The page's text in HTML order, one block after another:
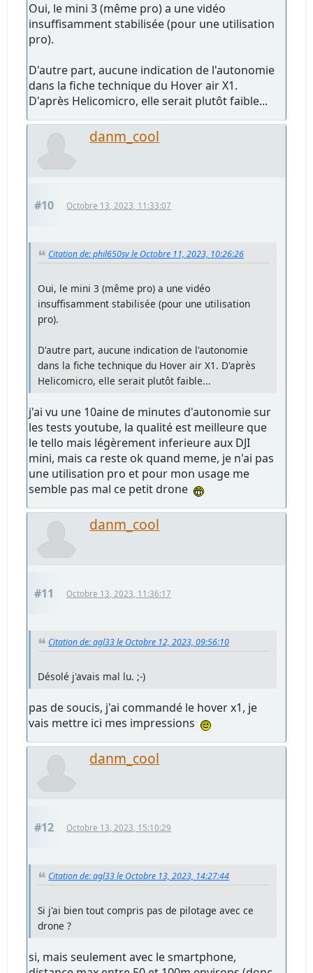
Oui, le mini 3 (même pro) a une vidéo
insuffisamment stabilisée (pour une utilisation
pro).
D'autre part, aucune indication de l'autonomie
dans la fiche technique du Hover air X1.
D'après Helicomicro, elle serait plutôt faible...
danm_cool
#10 Octobre 13, 2023, 11:33:07
Citation de: phil650sv le Octobre 11, 2023, 10:26:26
Oui, le mini 3 (même pro) a une vidéo
insuffisamment stabilisée (pour une utilisation
pro).
D'autre part, aucune indication de l'autonomie
dans la fiche technique du Hover air X1. D'après
Helicomicro, elle serait plutôt faible...
j'ai vu une 10aine de minutes d'autonomie sur
les tests youtube, la qualité est meilleure que
le tello mais légèrement inferieure aux DJI
mini, mais ca reste ok quand meme, je n'ai pas
une utilisation pro et pour mon usage me
semble pas mal ce petit drone
danm_cool
#11 Octobre 13, 2023, 11:36:17
Citation de: agl33 le Octobre 12, 2023, 09:56:10
Désolé j'avais mal lu. ;-)
pas de soucis, j'ai commandé le hover x1, je
vais mettre ici mes impressions
danm_cool
#12 Octobre 13, 2023, 15:10:29
Citation de: agl33 le Octobre 13, 2023, 14:27:44
Si j'ai bien tout compris pas de pilotage avec ce
drone ?
si, mais seulement avec le smartphone,